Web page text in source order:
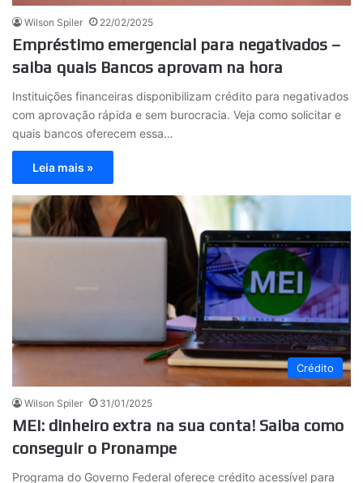
Wilson Spiler 22/02/2025
Empréstimo emergencial para negativados –
saiba quais Bancos aprovam na hora
Instituições financeiras disponibilizam crédito para negativados
com aprovação rápida e sem burocracia. Veja como solicitar e
quais bancos oferecem essa…
Leia mais »
Crédito
Wilson Spiler 31/01/2025
MEI: dinheiro extra na sua conta! Saiba como
conseguir o Pronampe
Programa do Governo Federal oferece crédito acessível para